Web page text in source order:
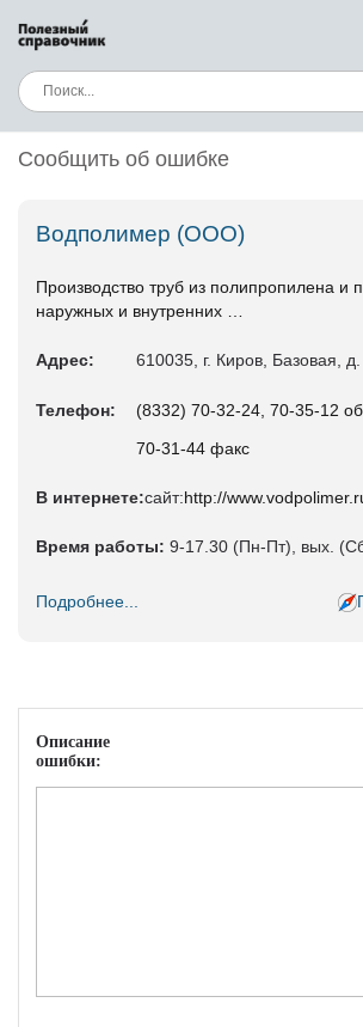
Сообщить об ошибке
Водполимер (ООО)
Производство труб из полипропилена и
наружных и внутренних …
Адрес: 610035, г. Киров, Базовая,
Телефон:
(8332) 70-32-24, 70-35-12
70-31-44 факс
В интернете:сайт:http://
Время работы: 9-17.30 (Пн-Пт), вых.
Подробнее...
Описание
ошибки: